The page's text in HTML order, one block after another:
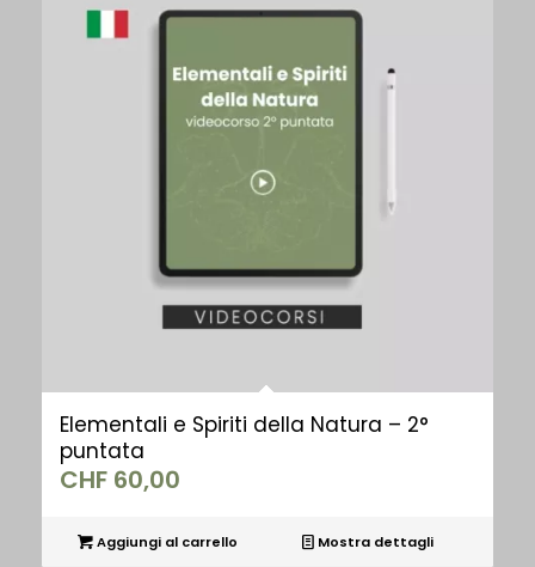
Elementali e Spiriti della Natura – 2°
puntata
CHF60,00
Aggiungi al carrello Mostra dettagli